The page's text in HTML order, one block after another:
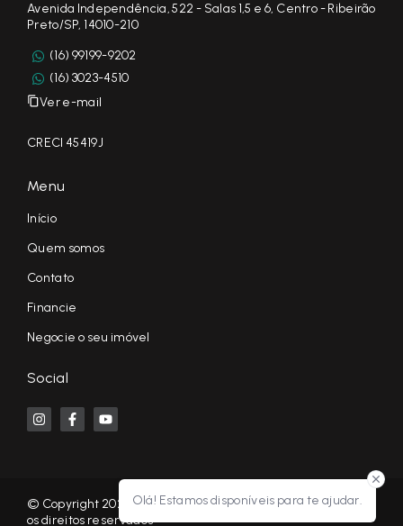
Olá! Estamos disponíveis para te ajudar.
Avenida Independência, 522 - Salas 1,5 e 6, Centro - Ribeirão
Preto/SP, 14010-210
(16) 99199-9202
(16) 3023-4510
Ver e-mail
CRECI 45419J
Menu
Início
Quem somos
Contato
Financie
Negocie o seu imóvel
Social
© Copyright 2026 - KF NEGÓCIOS IMOBILIÁRIOS RP - Todos
os direitos reservados